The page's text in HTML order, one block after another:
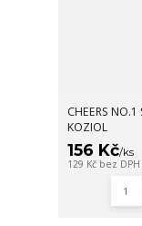
CHEERS
KOZIOL
156 Kč/ks
129 Kč bez DPH